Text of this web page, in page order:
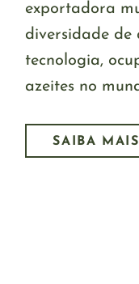
exportadora
diversidade de
tecnologia,
azeites no
SAIBA MAIS